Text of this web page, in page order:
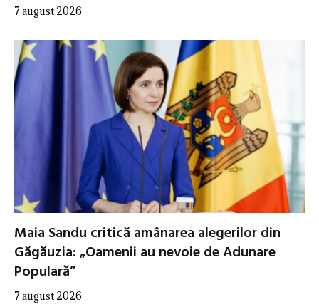
7 august 2026
Maia Sandu critică amânarea alegerilor din
Găgăuzia: „Oamenii au nevoie de Adunare
Populară”
7 august 2026